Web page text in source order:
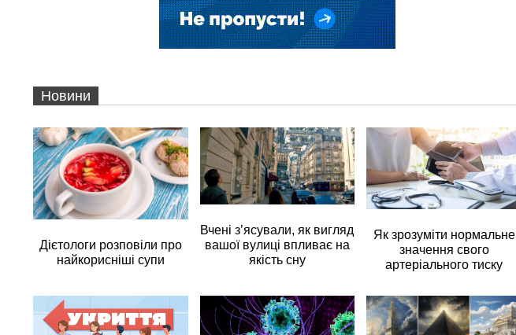
Новини
Дієтологи розповіли про
найкорисніші супи
Вчені з’ясували, як вигляд
вашої вулиці впливає на
якість сну
Як зрозуміти нормальне
значення свого
артеріального тиску